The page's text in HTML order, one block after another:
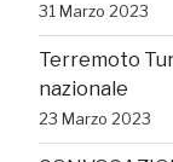
31 Marzo 2023
Terremoto
nazionale
23 Marzo 2023